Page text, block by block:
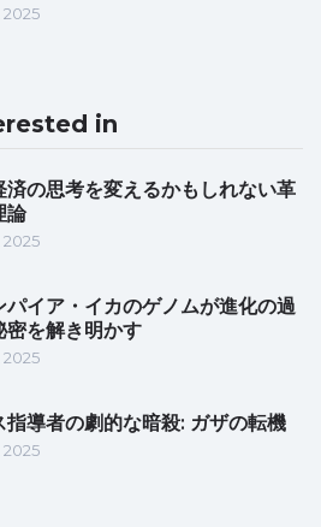
2025
in
済の思考を変えるかもしれない革
論
2025
パイア・イカのゲノムが進化の過
密を解き明かす
2025
指導者の劇的な暗殺: ガザの転機
2025